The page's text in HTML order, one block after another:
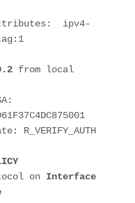
ipv4-
from local
on Interface